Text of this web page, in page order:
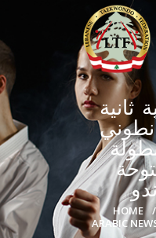
ثانية
HOME
ARABIC
HOME
PROFILE
CLUBS
IN THE MEDIA
EVENTS
CONTACTS